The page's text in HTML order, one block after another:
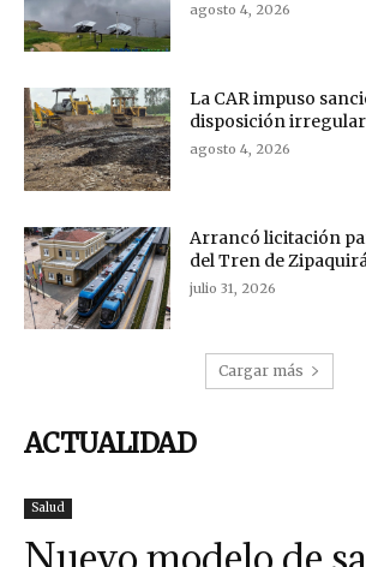
agosto 4, 2026
La CAR impuso
disposición
agosto 4, 2026
Arrancó licitación
del Tren de
julio 31, 2026
Cargar más
ACTUALIDAD
Salud